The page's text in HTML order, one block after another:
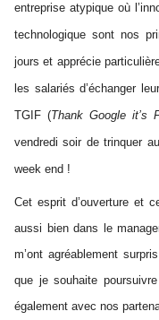
entreprise atypique où
technologique sont nos
jours et apprécie
les salariés d’échanger
TGIF (Thank Google it’s
vendredi soir de trinquer
week end !
Cet esprit d’ouverture et
aussi bien dans le
m’ont agréablement
que je souhaite
également avec nos